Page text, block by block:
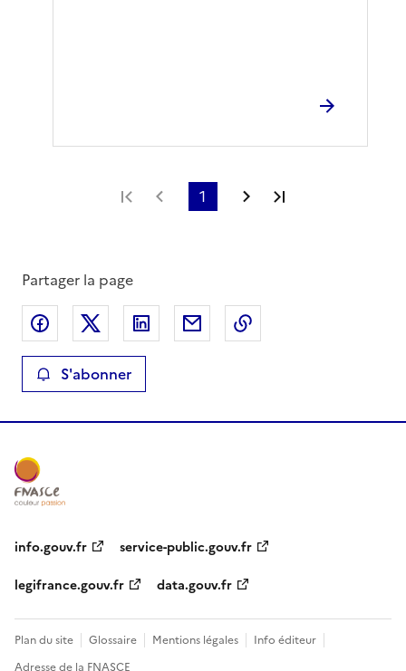
Première page
Page précédente
1 Page suivante
Partager la page
Partager sur Facebook
Partager sur XPartager sur LinkedIn
Partager par email
S'abonner
info.gouv.fr
service-public.gouv.fr
legifrance.gouv.fr
data.gouv.fr
Plan du site Glossaire Mentions légales
Info éditeur
Adresse de la FNASCE